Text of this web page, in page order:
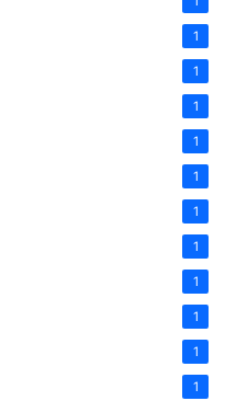
1
1
1
1
1
1
1
1
1
1
1